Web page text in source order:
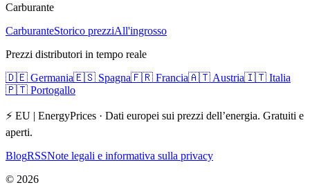
Carburante
CarburanteStorico prezziAll'ingrosso
Prezzi distributori in tempo reale
🇩🇪 Germania🇪🇸 Spagna🇫🇷 Francia🇦🇹 Austria🇮🇹 Italia
🇵🇹 Portogallo
⚡ EU | EnergyPrices · Dati europei sui prezzi dell’energia. Gratuiti e
aperti.
BlogRSSNote legali e informativa sulla privacy
© 2026